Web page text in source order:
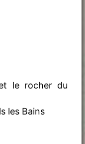
le rocher du
les Bains